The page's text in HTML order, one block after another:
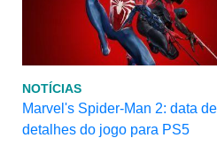
NOTÍCIAS
Marvel's Spider-Man 2: data
detalhes do jogo para PS5